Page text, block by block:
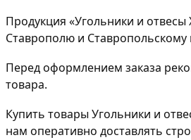
Продукция «Угольники и
Ставрополю и
Перед оформлением заказа
товара.
Купить товары Угольники и
нам оперативно доставлять